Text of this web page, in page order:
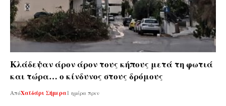
Κλάδεψαν άρον άρον τους κήπους μετά τη φωτιά
και τώρα… ο κίνδυνος στους δρόμους
ΑπόΧαϊδάρι Σήμερα1 ημέρα πριν